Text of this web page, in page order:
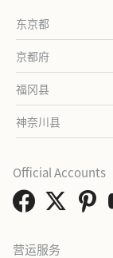
东京都
京都府
福冈县
神奈川县
营运服务
Official Accounts